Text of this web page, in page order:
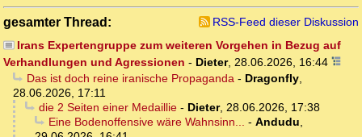
gesamter Thread:
RSS-Feed dieser Diskussion
Irans Expertengruppe zum weiteren Vorgehen in Bezug auf
Verhandlungen und Agressionen - Dieter, 28.06.2026, 16:44
Das ist doch reine iranische Propaganda- Dragonfly,
28.06.2026, 17:11
die 2 Seiten einer Medaillie- Dieter, 28.06.2026, 17:38
Eine Bodenoffensive wäre Wahnsinn... - Andudu,